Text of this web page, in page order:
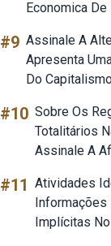
Economica
#9 Assinale A
Apresenta
Do
#10 Sobre Os
Totalitários
Assinale A
#11 Atividades
Informações
Implícitas